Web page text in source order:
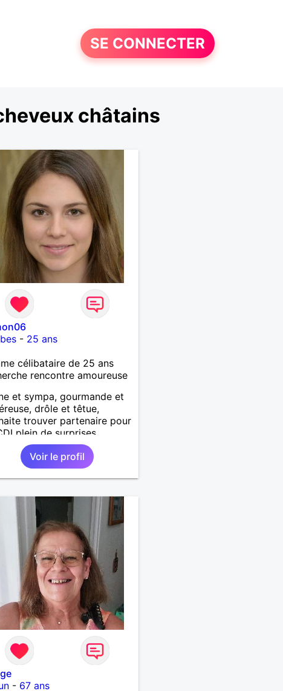
SE CONNECTER
châtains
- 25 ans
célibataire de 25 ans
rencontre amoureuse
et sympa, gourmande et
drôle et têtue,
trouver partenaire pour
plein de surprises.
Voir le profil
- 67 ans